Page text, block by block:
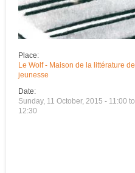
Place:
Le Wolf - Maison de la littérature de
jeunesse
Date:
Sunday, 11 October, 2015 - 11:00 to
12:30